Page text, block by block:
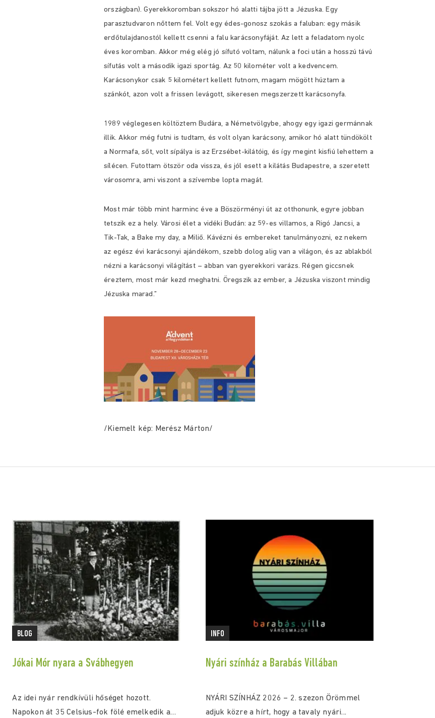
országban). Gyerekkoromban sokszor hó alatti tájba jött a Jézuska. Egy
parasztudvaron nőttem fel. Volt egy édes-gonosz szokás a faluban: egy másik
erdőtulajdanostól kellett csenni a falu karácsonyfáját. Az lett a feladatom nyolc
éves koromban. Akkor még elég jó sífutó voltam, nálunk a foci után a hosszú távú
sífutás volt a második igazi sportág. Az 50 kilométer volt a kedvencem.
Karácsonykor csak 5 kilométert kellett futnom, magam mögött húztam a
szánkót, azon volt a frissen levágott, sikeresen megszerzett karácsonyfa.
1989 véglegesen költöztem Budára, a Németvölgybe, ahogy egy igazi germánnak
illik. Akkor még futni is tudtam, és volt olyan karácsony, amikor hó alatt tündökölt
a Normafa, sőt, volt sípálya is az Erzsébet-kilátóig, és így megint kisfiú lehettem a
sílécen. Futottam ötször oda vissza, és jól esett a kilátás Budapestre, a szeretett
városomra, ami viszont a szívembe lopta magát.
Most már több mint harminc éve a Böszörményi út az otthonunk, egyre jobban
tetszik ez a hely. Városi élet a vidéki Budán: az 59-es villamos, a Rigó Jancsi, a
Tik-Tak, a Bake my day, a Miliő. Kávézni és embereket tanulmányozni, ez nekem
az egész évi karácsonyi ajándékom, szebb dolog alig van a világon, és az ablakból
nézni a karácsonyi világítást – abban van gyerekkori varázs. Régen giccsnek
éreztem, most már kezd meghatni. Öregszik az ember, a Jézuska viszont mindig
Jézuska marad.”
/Kiemelt kép: Merész Márton/
BLOG
Jókai Mór nyara a Svábhegyen
Az idei nyár rendkívüli hőséget hozott.
Napokon át 35 Celsius-fok fölé emelkedik a
INFO
Nyári színház a Barabás Villában
NYÁRI SZÍNHÁZ 2026 – 2. szezon Örömmel
adjuk közre a hírt, hogy a tavaly nyári...